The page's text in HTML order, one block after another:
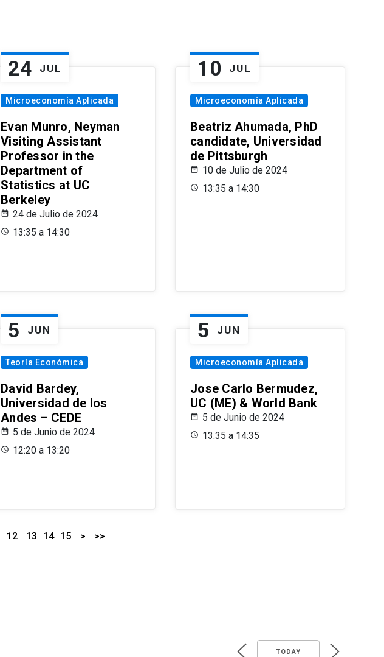
24 JUL
Microeconomía Aplicada
Evan Munro, Neyman
Visiting Assistant
Professor in the
Department of
Statistics at UC
Berkeley
24 de Julio de 2024
13:35 a 14:30
10 JUL
Microeconomía Aplicada
Beatriz Ahumada, PhD
candidate, Universidad
de Pittsburgh
10 de Julio de 2024
13:35 a 14:30
5 JUN
Teoría Económica
David Bardey,
Universidad de los
Andes – CEDE
5 de Junio de 2024
12:20 a 13:20
5 JUN
Microeconomía Aplicada
Jose Carlo Bermudez,
UC (ME) & World Bank
5 de Junio de 2024
13:35 a 14:35
12 13 14 15 > >>
TODAY